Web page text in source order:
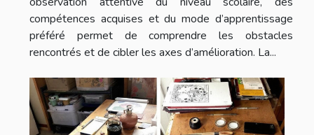
compétences acquises et du mode d’apprentissage
préféré permet de comprendre les obstacles
rencontrés et de cibler les axes d’amélioration. La...